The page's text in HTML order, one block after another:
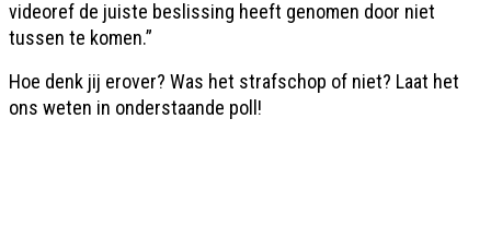
videoref de juiste beslissing heeft genomen door niet
tussen te komen.”
Hoe denk jij erover? Was het strafschop of niet? Laat het
ons weten in onderstaande poll!